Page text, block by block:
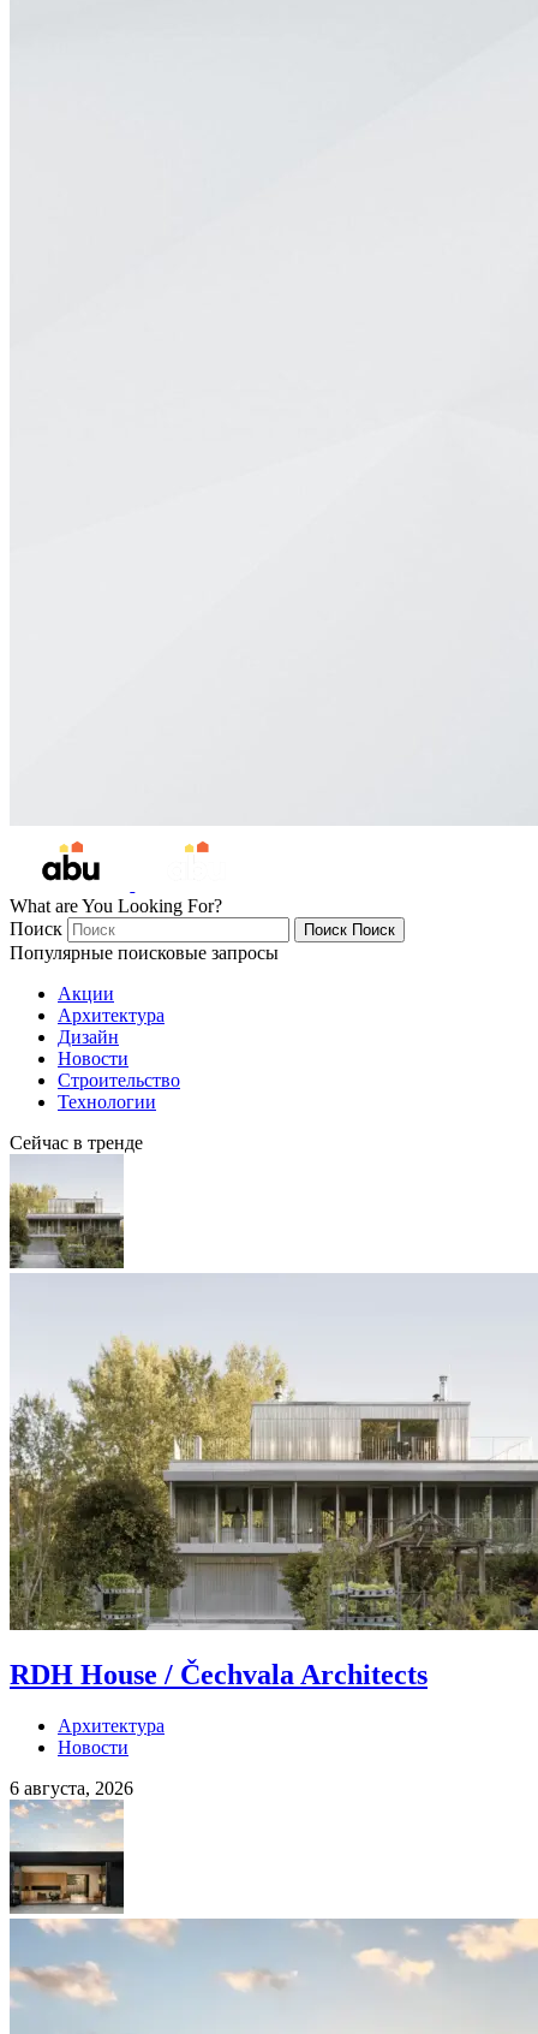
What are You Looking For?
Поиск
Поиск Поиск
Популярные поисковые запросы
Акции
Архитектура
Дизайн
Новости
Строительство
Технологии
Сейчас в тренде
RDH House / Čechvala Architects
Архитектура
Новости
6 августа, 2026